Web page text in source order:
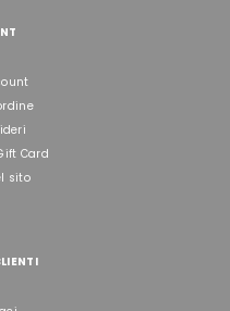
Card
sito